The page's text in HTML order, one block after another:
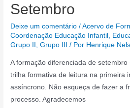
Setembro
Deixe um comentário /Acervo de
Coordenação Educação Infantil
Grupo II
,Grupo III / Por Henrique
A formação diferenciada de
trilha formativa de leitura na primeira
assíncrono. Não esqueça de fazer a
processo. Agradecemos